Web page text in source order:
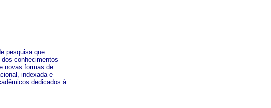
pesquisa que
conhecimentos
novas formas de
indexada e
dedicados à